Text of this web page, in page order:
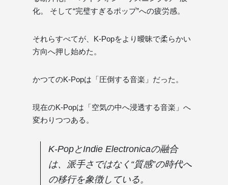
化。 そして“完璧すぎるポップ”への疲労感。
それらすべてが、K-Popをより曖昧で柔らかい
方向へ押し始めた。
かつてのK-Popは「圧倒する音楽」だった。
現在のK-Popは「空気の中へ浸透する音楽」へ
変わりつつある。
K-PopとIndie Electronicaの融合
は、派手さではなく“質感”の時代へ
の移行を象徴している。